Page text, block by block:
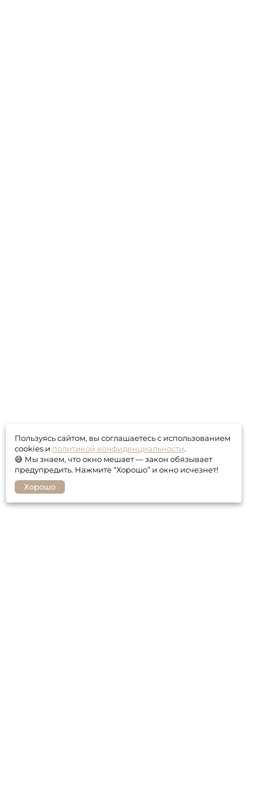
Пользуясь сайтом, вы соглашаетесь с использованием
cookies и политикой конфиденциальности.
😅 Мы знаем, что окно мешает — закон обязывает
предупредить. Нажмите “Хорошо” и окно исчезнет!
Хорошо